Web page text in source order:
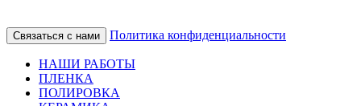
Связаться с нами Политика конфиденциальности
НАШИ РАБОТЫ
ПЛЕНКА
ПОЛИРОВКА